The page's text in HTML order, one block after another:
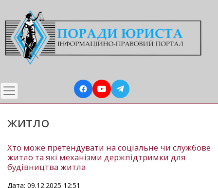
до
основного
вмісту
житло
Хто може претендувати на соціальне чи службове
житло та які механізми держпідтримки для
будівництва житла
Дата: 09.12.2025 12:51